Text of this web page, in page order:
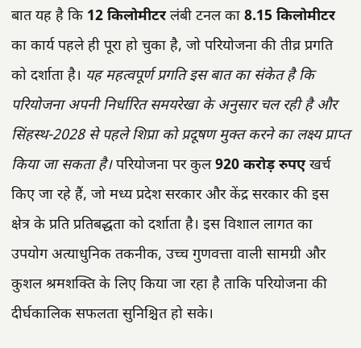
बात यह है कि 12 किलोमीटरलंबी टनल का 8.15 किलोमीटर
का कार्य पहले ही पूरा हो चुका है, जो परियोजना की तीव्र प्रगति
को दर्शाता है। यह महत्वपूर्ण प्रगति इस बात का संकेत है कि
परियोजना अपनी निर्धारित समयरेखा के अनुसार चल रही है और
सिंहस्थ-2028 से पहले शिप्रा को प्रदूषण मुक्त करने का लक्ष्य प्राप्त
किया जा सकता है।परियोजना पर कुल920 करोड़ रुपएखर्च
किए जा रहे हैं, जो मध्य प्रदेश सरकार और केंद्र सरकार की इस
क्षेत्र के प्रति प्रतिबद्धता को दर्शाता है। इस विशाल लागत का
उपयोग अत्याधुनिक तकनीक, उच्च गुणवत्ता वाली सामग्री और
कुशल श्रमशक्ति के लिए किया जा रहा है ताकि परियोजना की
दीर्घकालिक सफलता सुनिश्चित हो सके।